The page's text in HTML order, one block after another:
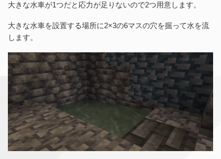
大きな水車が1つだと応力が足りないので2つ用意します。
大きな水車を設置する場所に2×3の6マスの穴を掘って水を流
します。